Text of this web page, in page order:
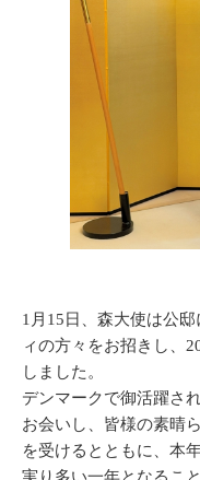
1月15日、森大使は公
ィの方々をお招きし、
しました。
デンマークで御活躍さ
お会いし、皆様の素晴
を受けるとともに、本